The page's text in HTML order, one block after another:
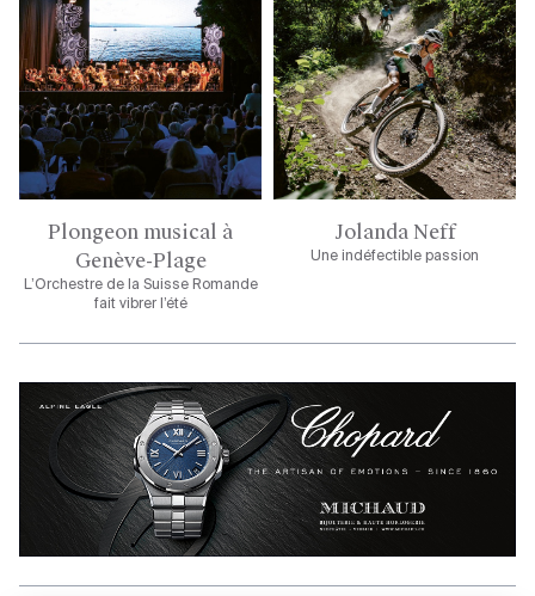
Plongeon musical à
Genève-Plage
L’Orchestre de la Suisse Romande
fait vibrer l’été
Jolanda Neff
Une indéfectible passion